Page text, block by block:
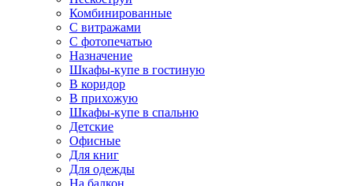
Комбинированные
С витражами
С фотопечатью
Назначение
Шкафы-купе в гостиную
В коридор
В прихожую
Шкафы-купе в спальню
Детские
Офисные
Для книг
Для одежды
На балкон